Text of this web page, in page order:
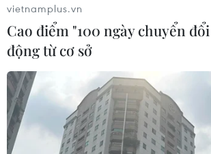
Hà Nội: Doanh nghiệp bán lẻ
tiêu thụ nông sản Hải Dương
vietnamplus.vn
Cao điểm "100 ngày chuyển
động từ cơ sở